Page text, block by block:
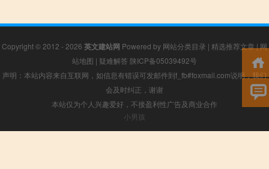
Copyright © 2012 - 2026 英文建站网 Powered by 网站分类目录 | 精选推荐文章|网
站地图 | 疑难解答 陕ICP备05039492号
声明：本站内容来自互联网，如信息有错误可发邮件到f_fb#foxmail.com说明，我们
会及时纠正，谢谢
本站仅为个人兴趣爱好，不接盈利性广告及商业合作
小男孩